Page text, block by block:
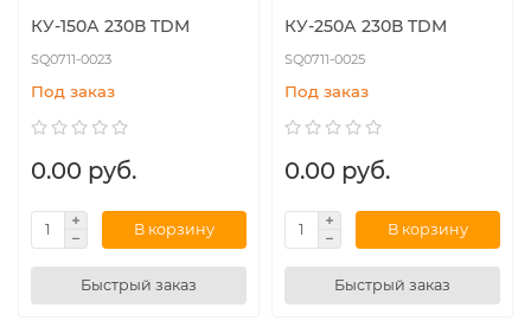
КУ-150А 230В TDM
SQ0711-0023
Под заказ
0.00 руб.
В корзину
Быстрый заказ
КУ-250А 230В TDM
SQ0711-0025
Под заказ
0.00 руб.
В корзину
Быстрый заказ